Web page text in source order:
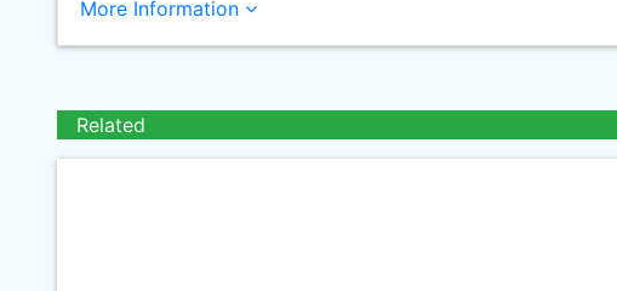
More Information
Related